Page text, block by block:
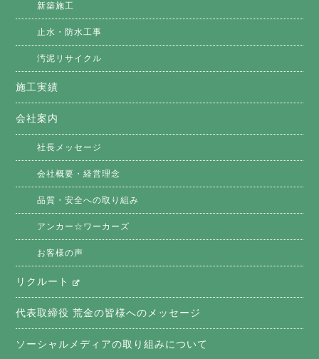
新築施工
止水・防水工事
汚泥リサイクル
施工実績
会社案内
社長メッセージ
会社概要・経営理念
品質・安全への取り組み
アンカー☆ワーカーズ
お客様の声
リクルート
代表取締役 荒金の皆様へのメッセージ
ソーシャルメディアの取り組みについて